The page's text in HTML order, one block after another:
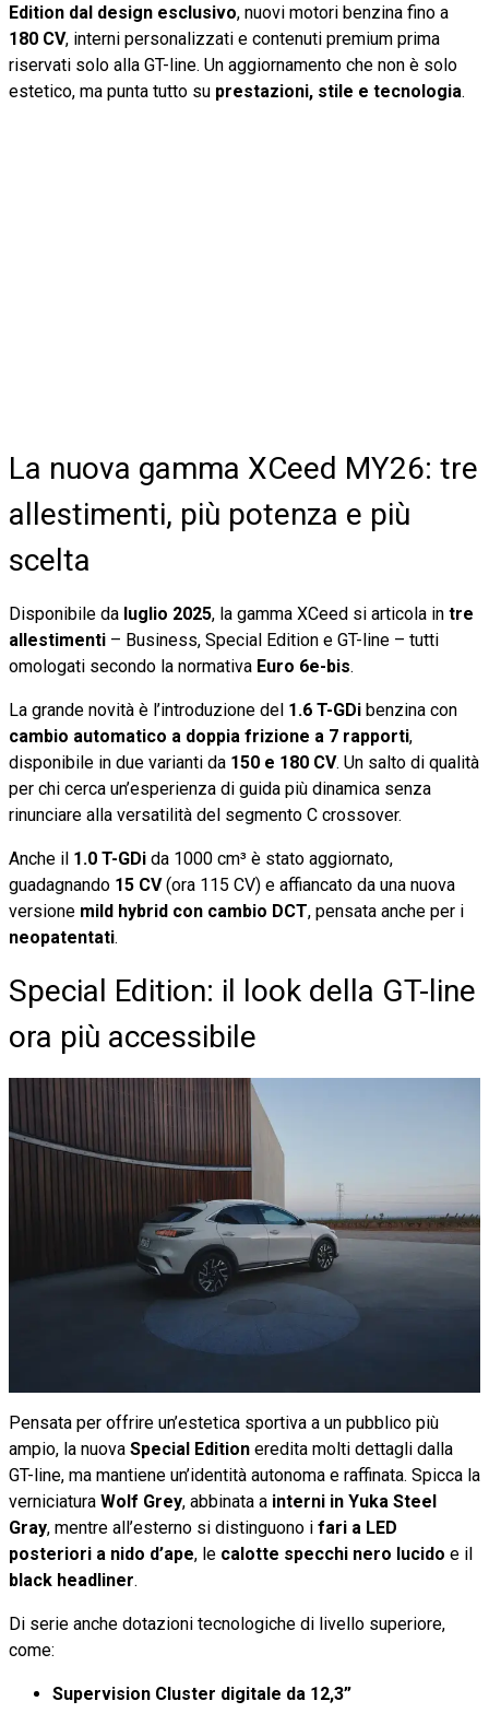
Edition dal design esclusivo, nuovi motori benzina fino a
180 CV, interni personalizzati e contenuti premium prima
riservati solo alla GT-line. Un aggiornamento che non è solo
estetico, ma punta tutto su prestazioni, stile e tecnologia.
La nuova gamma XCeed MY26: tre
allestimenti, più potenza e più
scelta
Disponibile da luglio 2025, la gamma XCeed si articola in tre
allestimenti – Business, Special Edition e GT-line – tutti
omologati secondo la normativa Euro 6e-bis.
La grande novità è l’introduzione del 1.6 T-GDi benzina con
cambio automatico a doppia frizione a 7 rapporti,
disponibile in due varianti da 150 e 180 CV. Un salto di qualità
per chi cerca un’esperienza di guida più dinamica senza
rinunciare alla versatilità del segmento C crossover.
Anche il 1.0 T-GDi da 1000 cm³ è stato aggiornato,
guadagnando 15 CV(ora 115 CV) e affiancato da una nuova
versione mild hybrid con cambio DCT, pensata anche per i
neopatentati.
Special Edition: il look della GT-line
ora più accessibile
Pensata per offrire un’estetica sportiva a un pubblico più
ampio, la nuova Special Edition eredita molti dettagli dalla
GT-line, ma mantiene un’identità autonoma e raffinata. Spicca la
verniciatura Wolf Grey, abbinata a interni in Yuka Steel
Gray, mentre all’esterno si distinguono i fari a LED
posteriori a nido d’ape, le calotte specchi nero lucido e il
black headliner.
Di serie anche dotazioni tecnologiche di livello superiore,
come:
Supervision Cluster digitale da 12,3”